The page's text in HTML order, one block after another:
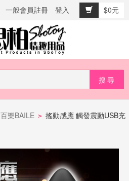
一般會員註冊 登入
$0元
百樂BAILE > 搖動感應 觸發震動USB充